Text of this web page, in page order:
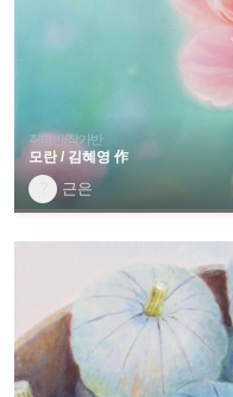
취미반/작가반
모란 / 김혜영 作
근은